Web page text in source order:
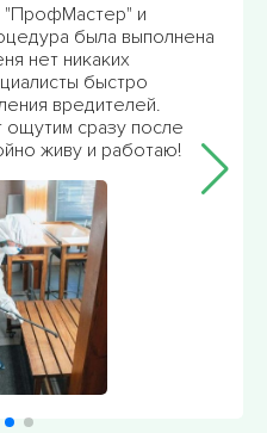
кафе,
Никогда не думала, что
жизнь. После
дело встало на
на 100%, такое
и выгодно. Большое